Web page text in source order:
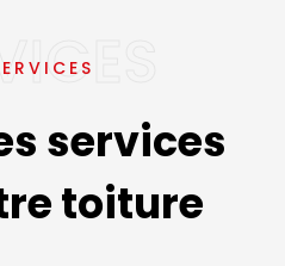
services
toiture